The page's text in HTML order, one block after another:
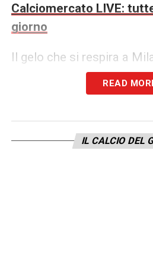
Calciomercato LIVE:
giorno
Il gelo che si respira a
dettaglio. Le promesse
Chivu non hanno trovato
Frattesi è stato
da Sucic e Zielinski,
READ
IL CALCIO DEL